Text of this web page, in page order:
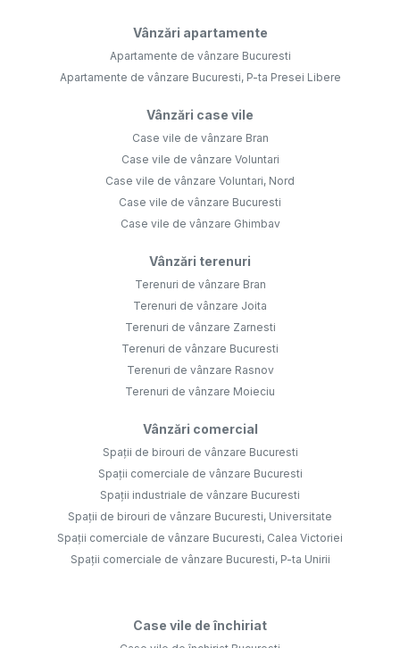
Vânzări apartamente
Apartamente de vânzare Bucuresti
Apartamente de vânzare Bucuresti, P-ta Presei Libere
Vânzări case vile
Case vile de vânzare Bran
Case vile de vânzare Voluntari
Case vile de vânzare Voluntari, Nord
Case vile de vânzare Bucuresti
Case vile de vânzare Ghimbav
Vânzări terenuri
Terenuri de vânzare Bran
Terenuri de vânzare Joita
Terenuri de vânzare Zarnesti
Terenuri de vânzare Bucuresti
Terenuri de vânzare Rasnov
Terenuri de vânzare Moieciu
Vânzări comercial
Spații de birouri de vânzare Bucuresti
Spații comerciale de vânzare Bucuresti
Spații industriale de vânzare Bucuresti
Spații de birouri de vânzare Bucuresti, Universitate
Spații comerciale de vânzare Bucuresti, Calea Victoriei
Spații comerciale de vânzare Bucuresti, P-ta Unirii
Case vile de închiriat